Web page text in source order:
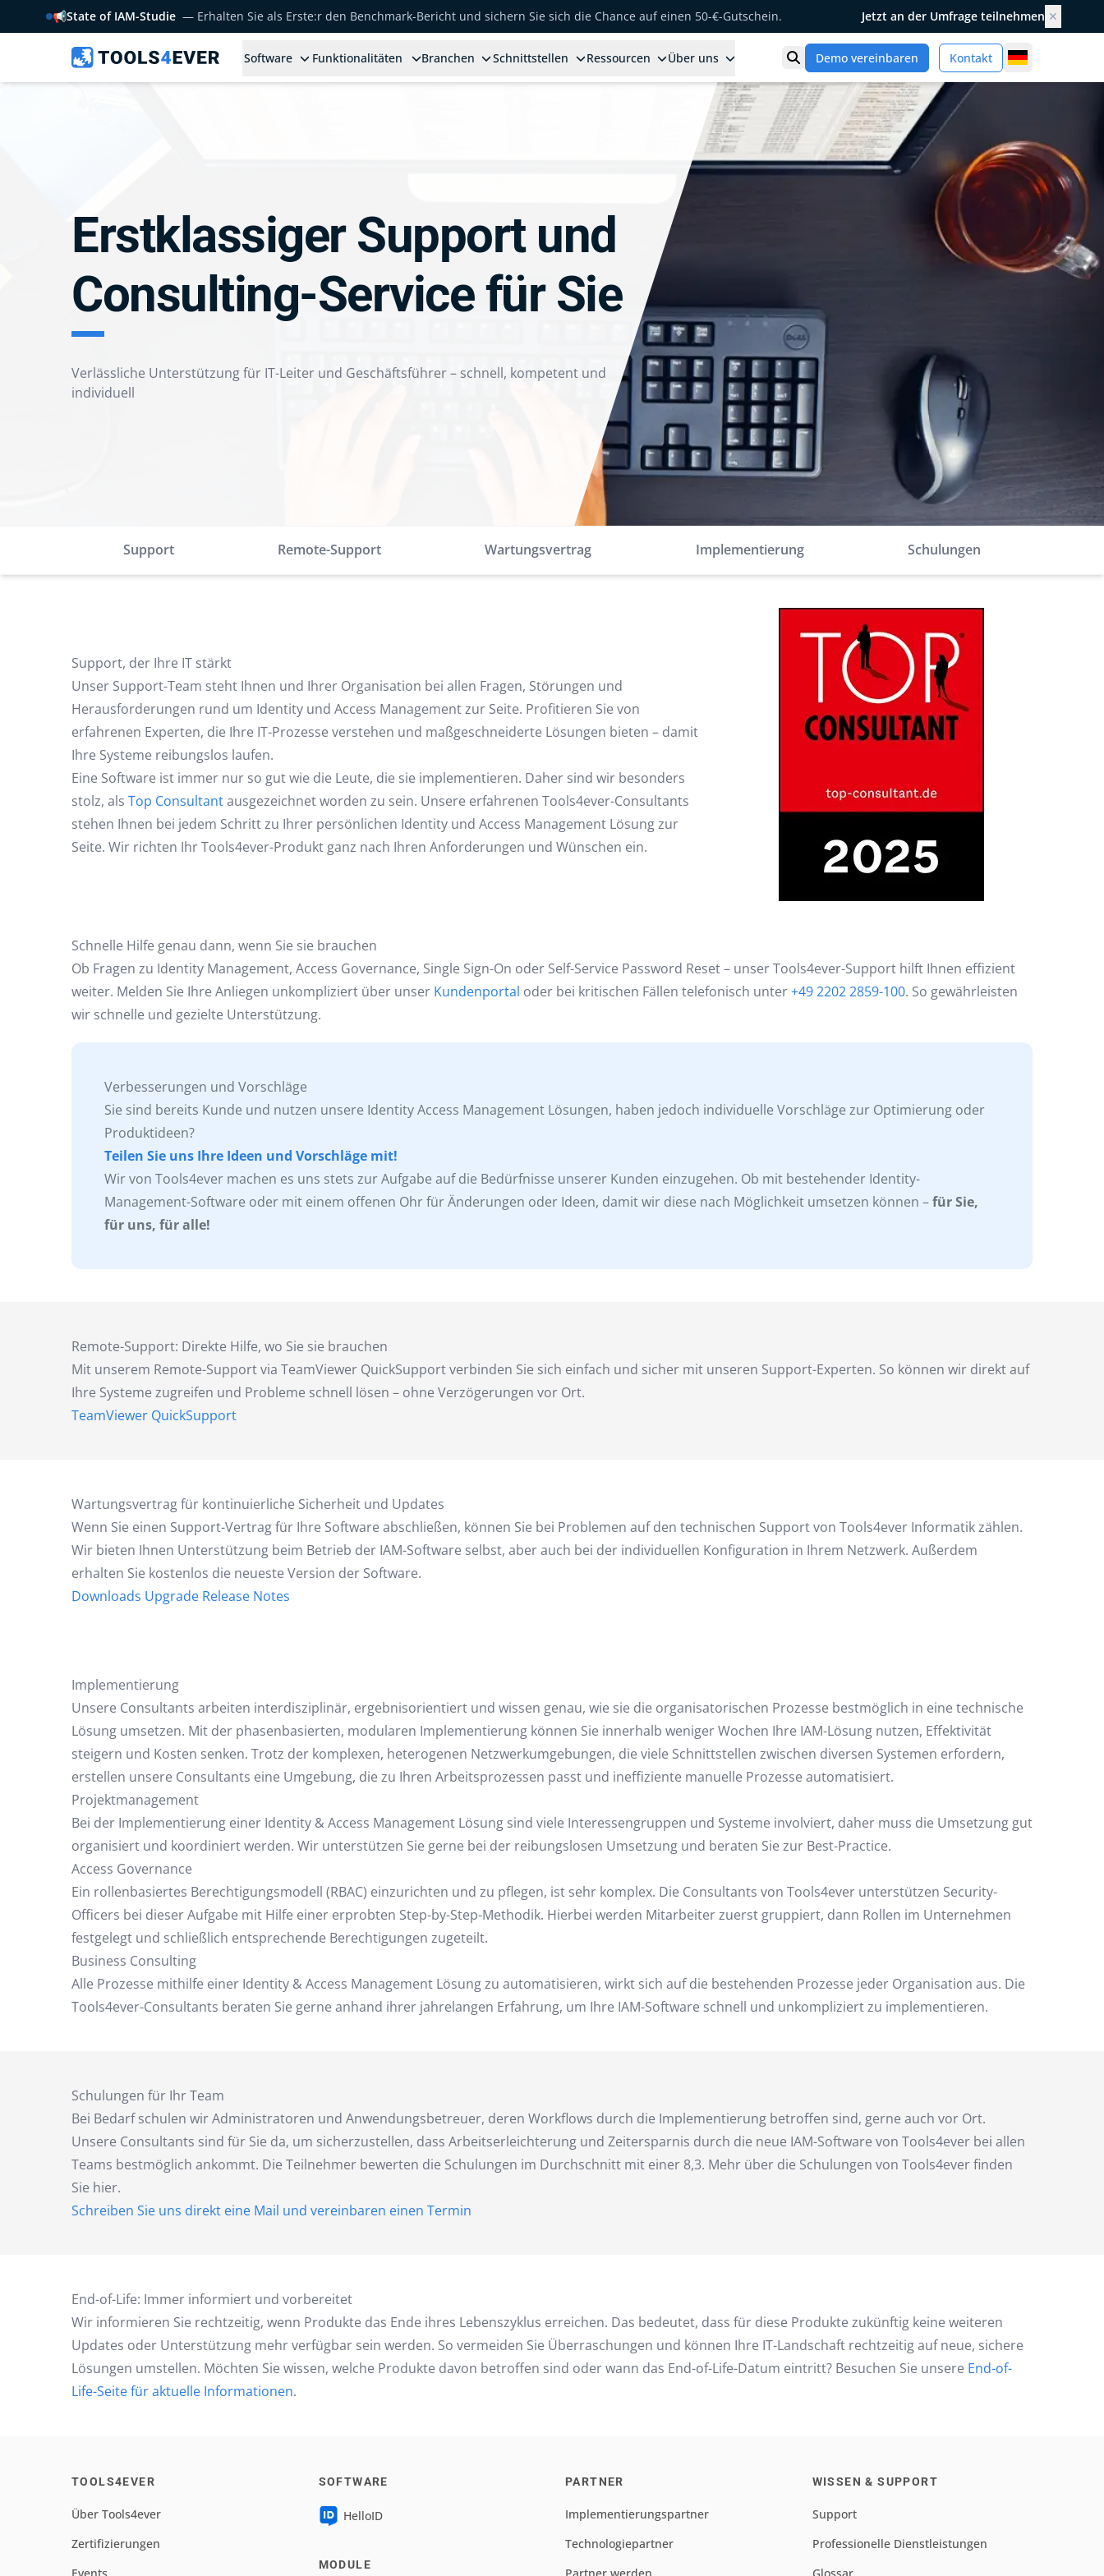
📢State of IAM-Studie — Erhalten Sie als Erste:r den Benchmark-Bericht und sichern Sie sich die Chance auf einen 50-€-Gutschein. Jetzt an der Umfrage teilnehmen ✕
Software Funktionalitäten Branchen Schnittstellen Ressourcen Über uns Suche öffnen
Demo vereinbaren Kontakt Germany
Erstklassiger Support und
Consulting-Service für Sie
Verlässliche Unterstützung für IT-Leiter und Geschäftsführer – schnell, kompetent und
individuell
Support Remote-Support Wartungsvertrag Implementierung Schulungen
Support, der Ihre IT stärkt
Unser Support-Team steht Ihnen und Ihrer Organisation bei allen Fragen, Störungen und
Herausforderungen rund um Identity und Access Management zur Seite. Profitieren Sie von
erfahrenen Experten, die Ihre IT-Prozesse verstehen und maßgeschneiderte Lösungen bieten – damit
Ihre Systeme reibungslos laufen.
Eine Software ist immer nur so gut wie die Leute, die sie implementieren. Daher sind wir besonders
stolz, als Top Consultantausgezeichnet worden zu sein. Unsere erfahrenen Tools4ever-Consultants
stehen Ihnen bei jedem Schritt zu Ihrer persönlichen Identity und Access Management Lösung zur
Seite. Wir richten Ihr Tools4ever-Produkt ganz nach Ihren Anforderungen und Wünschen ein.
Schnelle Hilfe genau dann, wenn Sie sie brauchen
Ob Fragen zu Identity Management, Access Governance, Single Sign-On oder Self-Service Password Reset – unser Tools4ever-Support hilft Ihnen effizient
weiter. Melden Sie Ihre Anliegen unkompliziert über unser Kundenportal oder bei kritischen Fällen telefonisch unter+49 2202 2859-100. So gewährleisten
wir schnelle und gezielte Unterstützung.
Verbesserungen und Vorschläge
Sie sind bereits Kunde und nutzen unsere Identity Access Management Lösungen, haben jedoch individuelle Vorschläge zur Optimierung oder
Produktideen?
Teilen Sie uns Ihre Ideen und Vorschläge mit!
Wir von Tools4ever machen es uns stets zur Aufgabe auf die Bedürfnisse unserer Kunden einzugehen. Ob mit bestehender Identity-
Management-Software oder mit einem offenen Ohr für Änderungen oder Ideen, damit wir diese nach Möglichkeit umsetzen können –für Sie,
für uns, für alle!
Remote-Support: Direkte Hilfe, wo Sie sie brauchen
Mit unserem Remote-Support via TeamViewer QuickSupport verbinden Sie sich einfach und sicher mit unseren Support-Experten. So können wir direkt auf
Ihre Systeme zugreifen und Probleme schnell lösen – ohne Verzögerungen vor Ort.
TeamViewer QuickSupport
Wartungsvertrag für kontinuierliche Sicherheit und Updates
Wenn Sie einen Support-Vertrag für Ihre Software abschließen, können Sie bei Problemen auf den technischen Support von Tools4ever Informatik zählen.
Wir bieten Ihnen Unterstützung beim Betrieb der IAM-Software selbst, aber auch bei der individuellen Konfiguration in Ihrem Netzwerk. Außerdem
erhalten Sie kostenlos die neueste Version der Software.
Downloads Upgrade Release Notes
Implementierung
Unsere Consultants arbeiten interdisziplinär, ergebnisorientiert und wissen genau, wie sie die organisatorischen Prozesse bestmöglich in eine technische
Lösung umsetzen. Mit der phasenbasierten, modularen Implementierung können Sie innerhalb weniger Wochen Ihre IAM-Lösung nutzen, Effektivität
steigern und Kosten senken. Trotz der komplexen, heterogenen Netzwerkumgebungen, die viele Schnittstellen zwischen diversen Systemen erfordern,
erstellen unsere Consultants eine Umgebung, die zu Ihren Arbeitsprozessen passt und ineffiziente manuelle Prozesse automatisiert.
Projektmanagement
Bei der Implementierung einer Identity & Access Management Lösung sind viele Interessengruppen und Systeme involviert, daher muss die Umsetzung gut
organisiert und koordiniert werden. Wir unterstützen Sie gerne bei der reibungslosen Umsetzung und beraten Sie zur Best-Practice.
Access Governance
Ein rollenbasiertes Berechtigungsmodell (RBAC) einzurichten und zu pflegen, ist sehr komplex. Die Consultants von Tools4ever unterstützen Security-
Officers bei dieser Aufgabe mit Hilfe einer erprobten Step-by-Step-Methodik. Hierbei werden Mitarbeiter zuerst gruppiert, dann Rollen im Unternehmen
festgelegt und schließlich entsprechende Berechtigungen zugeteilt.
Business Consulting
Alle Prozesse mithilfe einer Identity & Access Management Lösung zu automatisieren, wirkt sich auf die bestehenden Prozesse jeder Organisation aus. Die
Tools4ever-Consultants beraten Sie gerne anhand ihrer jahrelangen Erfahrung, um Ihre IAM-Software schnell und unkompliziert zu implementieren.
Schulungen für Ihr Team
Bei Bedarf schulen wir Administratoren und Anwendungsbetreuer, deren Workflows durch die Implementierung betroffen sind, gerne auch vor Ort.
Unsere Consultants sind für Sie da, um sicherzustellen, dass Arbeitserleichterung und Zeitersparnis durch die neue IAM-Software von Tools4ever bei allen
Teams bestmöglich ankommt. Die Teilnehmer bewerten die Schulungen im Durchschnitt mit einer 8,3. Mehr über die Schulungen von Tools4ever finden
Sie hier.
Schreiben Sie uns direkt eine Mail und vereinbaren einen Termin
End-of-Life: Immer informiert und vorbereitet
Wir informieren Sie rechtzeitig, wenn Produkte das Ende ihres Lebenszyklus erreichen. Das bedeutet, dass für diese Produkte zukünftig keine weiteren
Updates oder Unterstützung mehr verfügbar sein werden. So vermeiden Sie Überraschungen und können Ihre IT-Landschaft rechtzeitig auf neue, sichere
Lösungen umstellen. Möchten Sie wissen, welche Produkte davon betroffen sind oder wann das End-of-Life-Datum eintritt? Besuchen Sie unsere End-of-
Life-Seite für aktuelle Informationen.
TOOLS4EVER
Über Tools4ever
Zertifizierungen
SOFTWARE
HelloID
MODULE
PARTNER
Implementierungspartner
Technologiepartner
WISSEN & SUPPORT
Support
Professionelle Dienstleistungen